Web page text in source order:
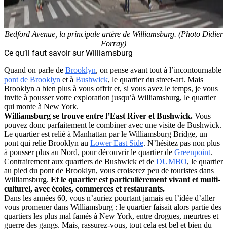
Bedford Avenue, la principale artère de Williamsburg. (Photo Didier
Forray)
Ce qu’il faut savoir sur Williamsburg
Quand on parle de Brooklyn, on pense avant tout à l’incontournable
pont de Brooklyn et à Bushwick, le quartier du street-art. Mais
Brooklyn a bien plus à vous offrir et, si vous avez le temps, je vous
invite à pousser votre exploration jusqu’à Williamsburg, le quartier
qui monte à New York.
Williamsburg se trouve entre l’East River et Bushwick. Vous
pouvez donc parfaitement le combiner avec une visite de Bushwick.
Le quartier est relié à Manhattan par le Williamsburg Bridge, un
pont qui relie Brooklyn au Lower East Side. N’hésitez pas non plus
à pousser plus au Nord, pour découvrir le quartier de Greenpoint.
Contrairement aux quartiers de Bushwick et de DUMBO, le quartier
au pied du pont de Brooklyn, vous croiserez peu de touristes dans
Williamsburg. Et le quartier est particulièrement vivant et multi-
culturel, avec écoles, commerces et restaurants.
Dans les années 60, vous n’auriez pourtant jamais eu l’idée d’aller
vous promener dans Williamsburg : le quartier faisait alors partie des
quartiers les plus mal famés à New York, entre drogues, meurtres et
guerre des gangs. Mais, rassurez-vous, tout cela est bel et bien du